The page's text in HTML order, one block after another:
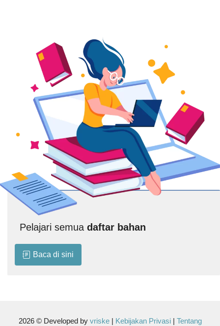
Pelajari semua daftar bahan
Baca di sini
2026 © Developed by vriske| Kebijakan Privasi| Tentang